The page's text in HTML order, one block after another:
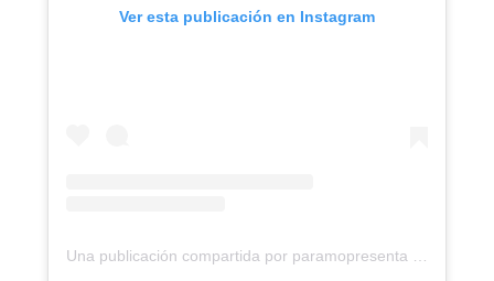
Ver esta publicación en Instagram